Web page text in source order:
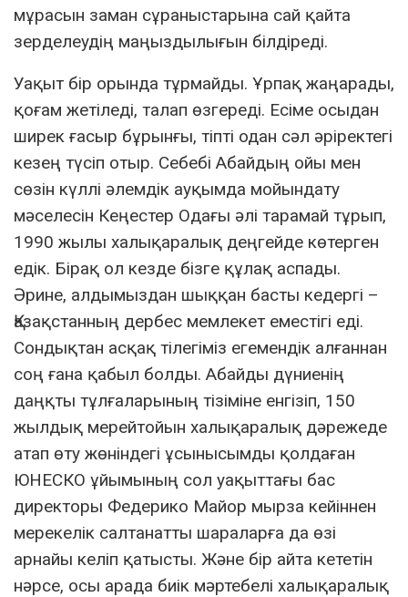
мұрасын заман сұраныстарына сай қайта
зерделеудің маңыздылығын білдіреді.
Уақыт бір орында тұрмайды. Ұрпақ жаңарады,
қоғам жетіледі, талап өзгереді. Есіме осыдан
ширек ғасыр бұрынғы, тіпті одан сәл әріректегі
кезең түсіп отыр. Себебі Абайдың ойы мен
сөзін күллі әлемдік ауқымда мойындату
мәселесін Кеңестер Одағы әлі тарамай тұрып,
1990 жылы халықаралық деңгейде көтерген
едік. Бірақ ол кезде бізге құлақ аспады.
Әрине, алдымыздан шыққан басты кедергі –
Қазақстанның дербес мемлекет еместігі еді.
Сондықтан асқақ тілегіміз егемендік алғаннан
соң ғана қабыл болды. Абайды дүниенің
даңқты тұлғаларының тізіміне енгізіп, 150
жылдық мерейтойын халықаралық дәрежеде
атап өту жөніндегі ұсынысымды қолдаған
ЮНЕСКО ұйымының сол уақыттағы бас
директоры Федерико Майор мырза кейіннен
мерекелік салтанатты шараларға да өзі
арнайы келіп қатысты. Және бір айта кететін
нәрсе, осы арада биік мәртебелі халықаралық